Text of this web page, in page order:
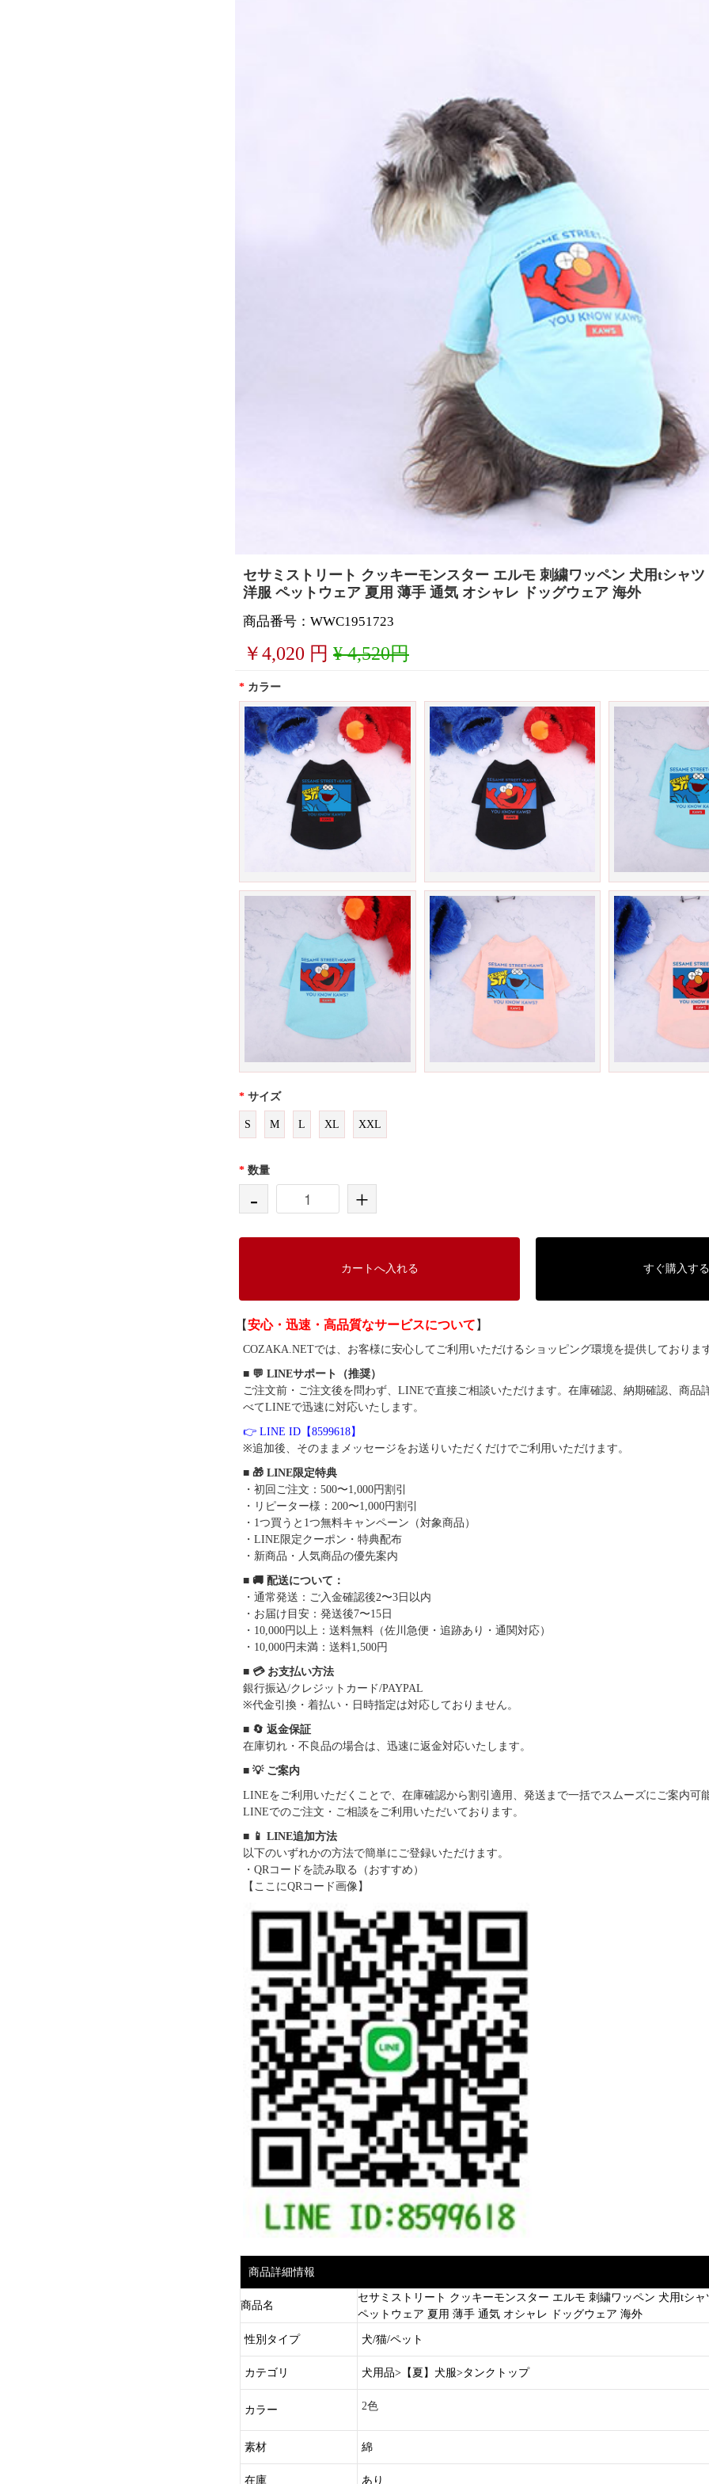
セサミストリート クッキーモンスター エルモ 刺繍ワッペン 犬用tシャツ
洋服 ペットウェア 夏用 薄手 通気 オシャレ ドッグウェア 海外
商品番号：WWC1951723
￥4,020 円 ¥ 4,520円
* カラー
* サイズ
S M L XL XXL
* 数量
- +
カートへ入れる すぐ購入する
【安心・迅速・高品質なサービスについて 】
COZAKA.NETでは、お客様に安心してご利用いただけるショッピング環境を提供しておりま
■ 💬 LINEサポート（推奨）
ご注文前・ご注文後を問わず、LINEで直接ご相談いただけます。在庫確認、納期確認、商品
べてLINEで迅速に対応いたします。
👉 LINE ID【8599618】
※追加後、そのままメッセージをお送りいただくだけでご利用いただけます。
■ 🎁 LINE限定特典
・初回ご注文：500〜1,000円割引
・リピーター様：200〜1,000円割引
・1つ買うと1つ無料キャンペーン（対象商品）
・LINE限定クーポン・特典配布
・新商品・人気商品の優先案内
■ 🚚 配送について：
・通常発送：ご入金確認後2〜3日以内
・お届け目安：発送後7〜15日
・10,000円以上：送料無料（佐川急便・追跡あり・通関対応）
・10,000円未満：送料1,500円
■ 💳 お支払い方法
銀行振込/クレジットカード/PAYPAL
※代金引換・着払い・日時指定は対応しておりません。
■ 🔄 返金保証
在庫切れ・不良品の場合は、迅速に返金対応いたします。
■ 💡 ご案内
LINEをご利用いただくことで、在庫確認から割引適用、発送まで一括でスムーズにご案内可
LINEでのご注文・ご相談をご利用いただいております。
■ 📱 LINE追加方法
以下のいずれかの方法で簡単にご登録いただけます。
・QRコードを読み取る（おすすめ）
【ここにQRコード画像】
商品詳細情報
商品名
セサミストリート クッキーモンスター エルモ 刺繍ワッペン 犬用tシャ
ペットウェア 夏用 薄手 通気 オシャレ ドッグウェア 海外
性別タイプ 犬/猫/ペット
カテゴリ 犬用品>【夏】犬服>タンクトップ
カラー 2色
素材 綿
在庫 あり